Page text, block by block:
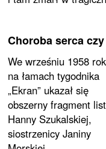
Choroba serca
We wrześniu 1958
na łamach tygodnika
„Ekran” ukazał się
obszerny fragment
Hanny Szukalskiej,
siostrzenicy Janiny